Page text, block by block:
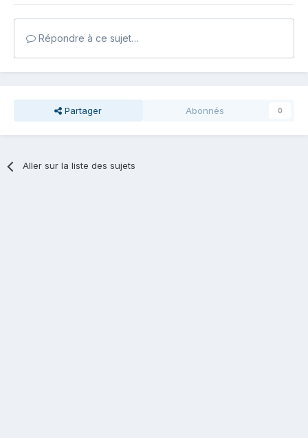
Répondre à ce sujet…
Partager Abonnés 0
Aller sur la liste des sujets